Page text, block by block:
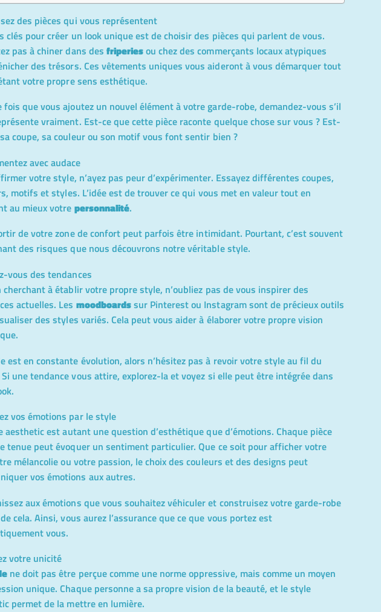
des pièces qui vous représentent
clés pour créer un look unique est de choisir des pièces qui parlent de vous.
pas à chiner dans des friperiesou chez des commerçants locaux atypiques
des trésors. Ces vêtements uniques vous aideront à vous démarquer tout
votre propre sens esthétique.
fois que vous ajoutez un nouvel élément à votre garde-robe, demandez-vous s’il
vraiment. Est-ce que cette pièce raconte quelque chose sur vous ? Est-
coupe, sa couleur ou son motif vous font sentir bien ?
avec audace
votre style, n’ayez pas peur d’expérimenter. Essayez différentes coupes,
motifs et styles. L’idée est de trouver ce qui vous met en valeur tout en
au mieux votre personnalité.
de votre zone de confort peut parfois être intimidant. Pourtant, c’est souvent
des risques que nous découvrons notre véritable style.
vous des tendances
cherchant à établir votre propre style, n’oubliez pas de vous inspirer des
actuelles. Les moodboardssur Pinterest ou Instagram sont de précieux outils
des styles variés. Cela peut vous aider à élaborer votre propre vision
est en constante évolution, alors n’hésitez pas à revoir votre style au fil du
une tendance vous attire, explorez-la et voyez si elle peut être intégrée dans
vos émotions par le style
aesthetic est autant une question d’esthétique que d’émotions. Chaque pièce
tenue peut évoquer un sentiment particulier. Que ce soit pour afficher votre
mélancolie ou votre passion, le choix des couleurs et des designs peut
vos émotions aux autres.
aux émotions que vous souhaitez véhiculer et construisez votre garde-robe
cela. Ainsi, vous aurez l’assurance que ce que vous portez est
vous.
votre unicité
ne doit pas être perçue comme une norme oppressive, mais comme un moyen
unique. Chaque personne a sa propre vision de la beauté, et le style
permet de la mettre en lumière.